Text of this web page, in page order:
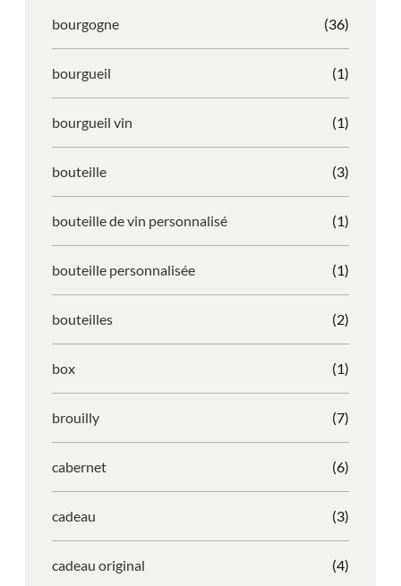
bourgogne (36)
bourgueil (1)
bourgueil vin (1)
bouteille (3)
bouteille de vin personnalisé (1)
bouteille personnalisée (1)
bouteilles (2)
box (1)
brouilly (7)
cabernet (6)
cadeau (3)
cadeau original (4)